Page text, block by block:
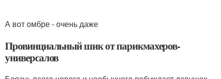
А вот омбре - очень даже
Провинциальный шик от парикмахеров-
универсалов